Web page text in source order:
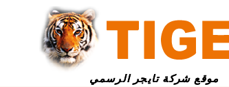
موقع شركة تايجر الرسمي